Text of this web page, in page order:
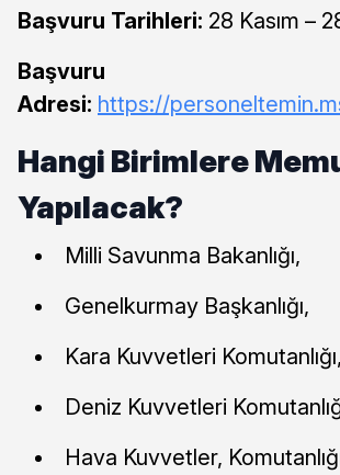
Başvuru Tarihleri: 28 Kasım –
Başvuru
Adresi: https://
Hangi Birimlere
Yapılacak?
Milli Savunma Bakanlığı,
Genelkurmay Başkanlığı,
Kara Kuvvetleri Komutanlığı,
Deniz Kuvvetleri
Hava Kuvvetler,